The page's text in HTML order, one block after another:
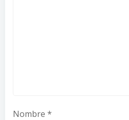
Nombre *